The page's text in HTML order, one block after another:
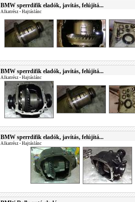
BMW sperrdifik eladók, javítás, felújítá...
Alkatrész • Hajtáslánc
BMW sperrdifik eladók, javítás, felújítá...
Alkatrész • Hajtáslánc
BMW sperrdifik eladók, javítás, felújítá...
Alkatrész • Hajtáslánc